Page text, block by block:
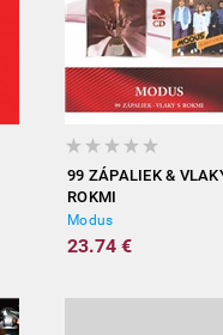
99 ZÁPALIEK &
ROKMI
Modus
23.74 €